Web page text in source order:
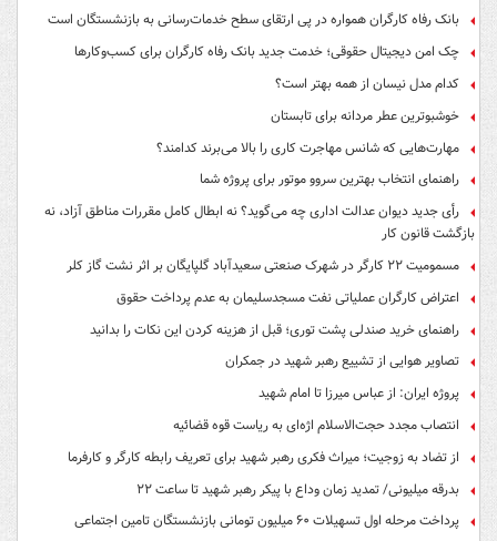
بانک رفاه کارگران همواره در پی ارتقای سطح خدمات‌رسانی به بازنشستگان است
چک امن دیجیتال حقوقی؛ خدمت جدید بانک رفاه کارگران برای کسب‌وکارها
کدام مدل نیسان از همه بهتر است؟
خوشبوترین عطر مردانه برای تابستان
مهارت‌هایی که شانس مهاجرت کاری را بالا می‌برند کدامند؟
راهنمای انتخاب بهترین سروو موتور برای پروژه شما
رأی جدید دیوان عدالت اداری چه می‌گوید؟ نه ابطال کامل مقررات مناطق آزاد، نه
بازگشت قانون کار
مسمومیت ۲۲ کارگر در شهرک صنعتی سعیدآباد گلپایگان بر اثر نشت گاز کلر
اعتراض کارگران عملیاتی نفت مسجدسلیمان به عدم پرداخت حقوق
راهنمای خرید صندلی پشت توری؛ قبل از هزینه کردن این نکات را بدانید
تصاویر هوایی از تشییع رهبر شهید در جمکران
پروژه ایران: از عباس میرزا تا امام شهید
انتصاب مجدد حجت‌الاسلام اژه‌ای به ریاست قوه‌ قضائیه
از تضاد به زوجیت؛ میراث فکری رهبر شهید برای تعریف رابطه کارگر و کارفرما
بدرقه میلیونی/ تمدید زمان وداع با پیکر رهبر شهید تا ساعت ۲۲
پرداخت مرحله اول تسهیلات ۶۰ میلیون تومانی بازنشستگان تامین اجتماعی